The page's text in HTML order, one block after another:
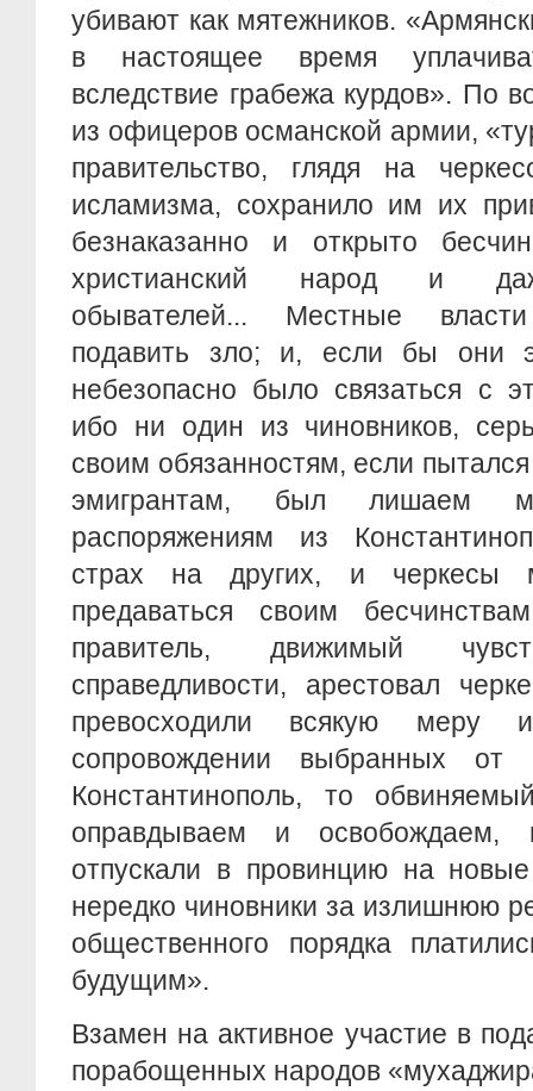
убивают как мятежников.
в настоящее время
вследствие грабежа курдов». По
из офицеров османской армии,
правительство, глядя на
исламизма, сохранило им их
безнаказанно и открыто
христианский народ и
обывателей... Местные
подавить зло; и, если бы они
небезопасно было связаться с
ибо ни один из чиновников,
своим обязанностям, если
эмигрантам, был лишаем
распоряжениям из
страх на других, и черкесы
предаваться своим
правитель, движимый
справедливости, арестовал
превосходили всякую
сопровождении выбранных от
Константинополь, то
оправдываем и
отпускали в провинцию на
нередко чиновники за излишнюю
общественного порядка
будущим».
Взамен на активное участие в
порабощенных народов